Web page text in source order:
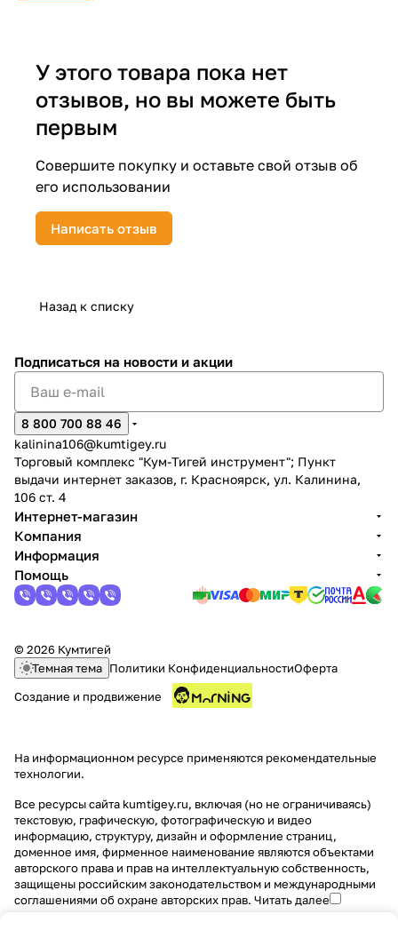
У этого товара пока нет
отзывов, но вы можете быть
первым
Совершите покупку и оставьте свой отзыв об
его использовании
Написать отзыв
Назад к списку
Подписаться на новости и акции
8 800 700 88 46
kalinina106@kumtigey.ru
Торговый комплекс "Кум-Тигей инструмент"; Пункт
выдачи интернет заказов, г. Красноярск, ул. Калинина,
106 ст. 4
Интернет-магазин
Компания
Информация
Помощь
© 2026 Кумтигей
Темная тема Политики КонфиденциальностиОферта
Создание и продвижение
На информационном ресурсе применяются рекомендательные
технологии.
Все ресурсы сайта kumtigey.ru, включая (но не ограничиваясь)
текстовую, графическую, фотографическую и видео
информацию, структуру, дизайн и оформление страниц,
доменное имя, фирменное наименование являются объектами
авторского права и прав на интеллектуальную собственность,
защищены российским законодательством и международными
соглашениями об охране авторских прав. Читать далее